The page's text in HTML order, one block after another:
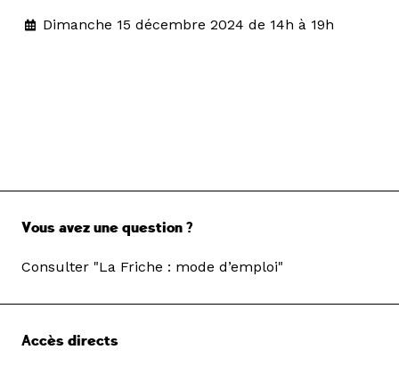
Dimanche 15 décembre 2024 de 14h à 19h
Vous avez une question ?
Consulter "La Friche : mode d’emploi"
Accès directs